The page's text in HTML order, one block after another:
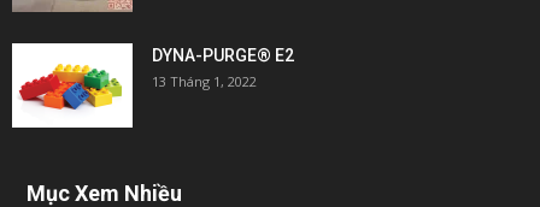
DYNA-PURGE® E2
13 Tháng 1, 2022
Mục Xem Nhiều